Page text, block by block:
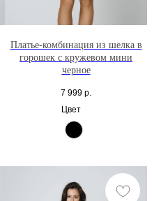
Платье-комбинация из шелка в
горошек с кружевом мини
черное
7 999 р.
Цвет